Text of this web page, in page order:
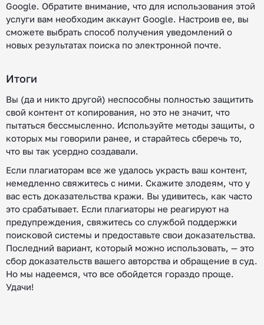
Google. Обратите внимание, что для использования этой
услуги вам необходим аккаунт Google. Настроив ее, вы
сможете выбрать способ получения уведомлений о
новых результатах поиска по электронной почте.
Итоги
Вы (да и никто другой) неспособны полностью защитить
свой контент от копирования, но это не значит, что
пытаться бессмысленно. Используйте методы защиты, о
которых мы говорили ранее, и старайтесь сберечь то,
что вы так усердно создавали.
Если плагиаторам все же удалось украсть ваш контент,
немедленно свяжитесь с ними. Скажите злодеям, что у
вас есть доказательства кражи. Вы удивитесь, как часто
это срабатывает. Если плагиаторы не реагируют на
предупреждения, свяжитесь со службой поддержки
поисковой системы и предоставьте свои доказательства.
Последний вариант, который можно использовать, — это
сбор доказательств вашего авторства и обращение в суд.
Но мы надеемся, что все обойдется гораздо проще.
Удачи!